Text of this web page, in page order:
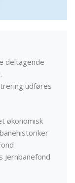
deltagende
udføres
økonomisk
Jernbanefond